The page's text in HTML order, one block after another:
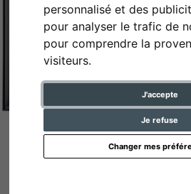
personnalisé et des
pour analyser le trafic de
pour comprendre la
visiteurs.
J'accepte
Je refuse
Changer mes